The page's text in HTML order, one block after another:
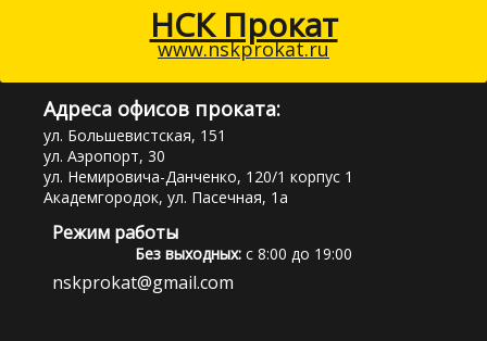
НСК Прокат
www.nskprokat.ru
Адреса офисов проката:
ул. Большевистская, 151
ул. Аэропорт, 30
ул. Немировича-Данченко, 120/1 корпус 1
Академгородок, ул. Пасечная, 1а
Режим работы
Без выходных: с 8:00 до 19:00
nskprokat@gmail.com